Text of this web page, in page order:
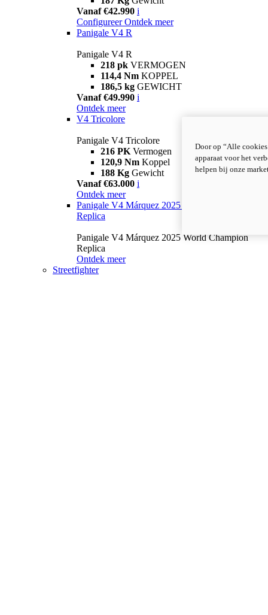
Vanaf €42.990 i
Configureer Ontdek meer
Panigale V4 R
Panigale V4 R
218 pk VERMOGEN
114,4 Nm KOPPEL
186,5 kg GEWICHT
Vanaf €49.990 i
Ontdek meer
V4 Tricolore
Panigale V4 Tricolore
216 PK Vermogen
120,9 Nm Koppel
188 Kg Gewicht
Vanaf €63.000 i
Ontdek meer
Panigale V4 Márquez 2025 World Champion
Replica
Panigale V4 Márquez 2025 World Champion
Replica
Ontdek meer
Streetfighter
Door op “Alle
apparaat voor het
helpen bij onze